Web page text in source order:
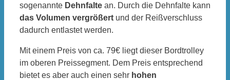
sogenannte Dehnfalte an. Durch die Dehnfalte kann
das Volumen vergrößert und der Reißverschluss
dadurch entlastet werden.
Mit einem Preis von ca. 79€ liegt dieser Bordtrolley
im oberen Preissegment. Dem Preis entsprechend
bietet es aber auch einen sehr hohen